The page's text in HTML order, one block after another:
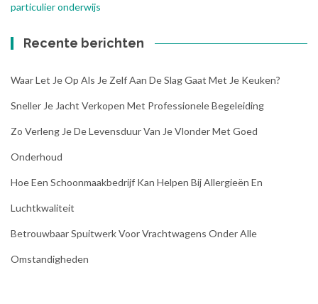
particulier onderwijs
Recente berichten
Waar Let Je Op Als Je Zelf Aan De Slag Gaat Met Je Keuken?
Sneller Je Jacht Verkopen Met Professionele Begeleiding
Zo Verleng Je De Levensduur Van Je Vlonder Met Goed
Onderhoud
Hoe Een Schoonmaakbedrijf Kan Helpen Bij Allergieën En
Luchtkwaliteit
Betrouwbaar Spuitwerk Voor Vrachtwagens Onder Alle
Omstandigheden